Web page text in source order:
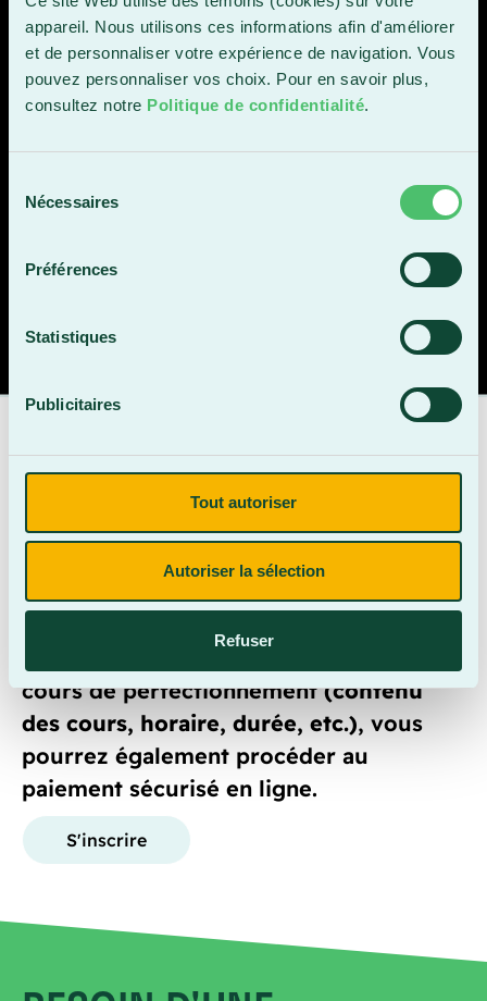
appareil. Nous utilisons ces informations afin d'améliorer
et de personnaliser votre expérience de navigation. Vous
pouvez personnaliser vos choix. Pour en savoir plus,
consultez notre Politique de confidentialité.
Nécessaires
Préférences
Statistiques
Publicitaires
Tout autoriser
Autoriser la sélection
Refuser
formations en marketing Web du
Cégep Beauce-Appalaches nous a
beaucoup aidés dans le
développement de notre stratégie
professionnalisme de la formatrice.
stratégies à privilégier afin
Frédéric Poulin, propriétaire du Complexe La Source.
EN LIGNE
Près de 100 formations à découvrir!
Cliquez sur s’inscrire, vous serez alors
redirigé sur leportail d’inscription MIA.
cours de perfectionnement(contenu
des cours, horaire, durée, etc.), vous
pourrez également procéder au
paiement sécurisé en ligne.
S'inscrire